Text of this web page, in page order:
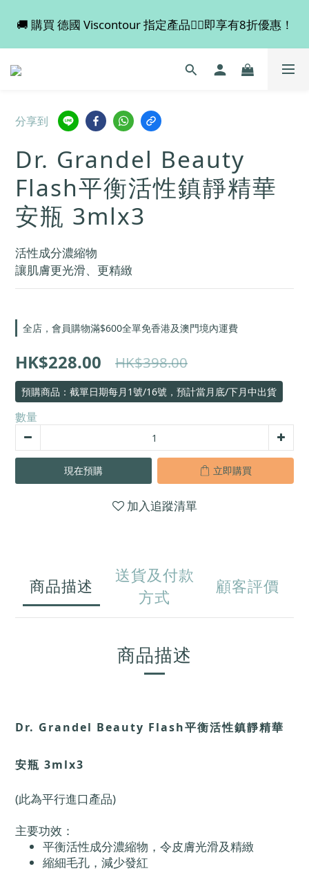
💡 全店滿 $600 免運費，買多件更抵！
🚚 購買 德國 Viscontour 指定產品👉🏻即享有8折優惠！
📢📢📢 Miss Fabulous 8月暫停德國代購服務，於9月
💡 全店滿 $600 免運費，買多件更抵！
分享到
Dr. Grandel Beauty
Flash平衡活性鎮靜精華
安瓶 3mlx3
活性成分濃縮物
讓肌膚更光滑、更精緻
全店，會員購物滿$600全單免香港及澳門境內運費
HK$228.00 HK$398.00
預購商品：截單日期每月1號/16號，預計當月底/下月中出貨
數量
現在預購 立即購買
加入追蹤清單
商品描述
送貨及付款
方式
顧客評價
商品描述
Dr. Grandel Beauty Flash平衡活性鎮靜精華
安瓶 3mlx3
(此為平行進口產品)
主要功效：
平衡活性成分濃縮物，令皮膚光滑及精緻
縮細毛孔，減少發紅